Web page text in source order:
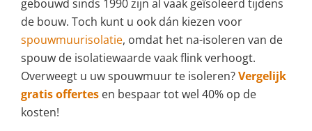
gebouwd sinds 1990 zijn al vaak geïsoleerd tijdens
de bouw. Toch kunt u ook dán kiezen voor
spouwmuurisolatie, omdat het na-isoleren van de
spouw de isolatiewaarde vaak flink verhoogt.
Overweegt u uw spouwmuur te isoleren?Vergelijk
gratis offertes en bespaar tot wel 40% op de
kosten!